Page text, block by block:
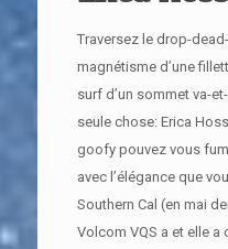
Traversez le drop-
magnétisme d’une
surf d’un sommet va-
seule chose: Erica
goofy pouvez vous
avec l’élégance que
Southern Cal (en mai
Volcom VQS a et elle